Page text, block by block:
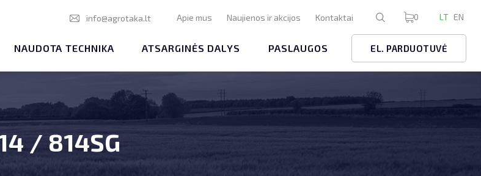
info@agrotaka.lt Apie mus Naujienos ir akcijos Kontaktai 0 LT EN
NAUDOTA TECHNIKA ATSARGINĖS DALYS PASLAUGOS EL. PARDUOTUVĖ
/ 814SG